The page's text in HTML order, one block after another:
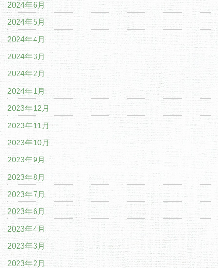
2024年6月
2024年5月
2024年4月
2024年3月
2024年2月
2024年1月
2023年12月
2023年11月
2023年10月
2023年9月
2023年8月
2023年7月
2023年6月
2023年4月
2023年3月
2023年2月